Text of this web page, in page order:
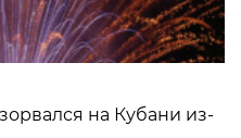
на Кубани из-